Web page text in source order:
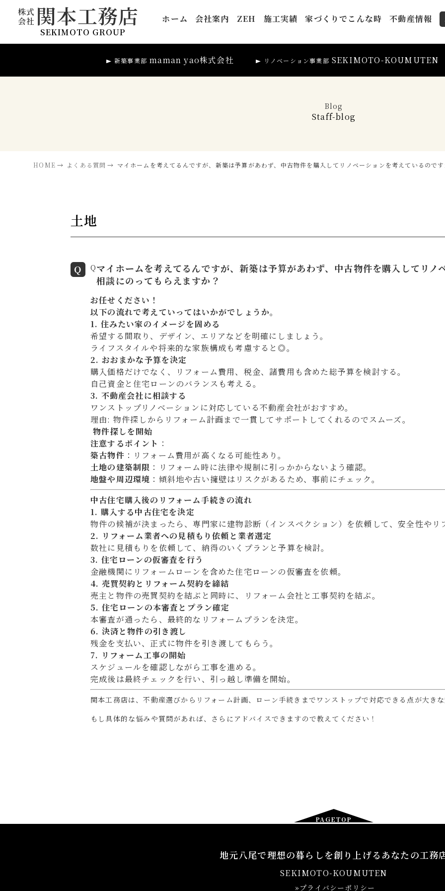
株式
会社 関本工務店
SEKIMOTO GROUP
ホーム 会社案内 ZEH 施工実績 家づくりでこんな時 不動産情報
新築事業部 maman yao株式会社 リノベーション事業部 SEKIMOTO-KOUMUTEN
Blog
Staff-blog
HOME よくある質問 マイホームを考えてるんですが、新築は予算があわず、中古物件を購入してリノベーションを考えているので
土地
Qマイホームを考えてるんですが、新築は予算があわず、中古物件を購入してリノ
相談にのってもらえますか？
お任せください！
以下の流れで考えていってはいかがでしょうか。
1. 住みたい家のイメージを固める
希望する間取り、デザイン、エリアなどを明確にしましょう。
ライフスタイルや将来的な家族構成も考慮すると◎。
2. おおまかな予算を決定
購入価格だけでなく、リフォーム費用、税金、諸費用も含めた総予算を検討する。
自己資金と住宅ローンのバランスも考える。
3. 不動産会社に相談する
ワンストップリノベーションに対応している不動産会社がおすすめ。
理由: 物件探しからリフォーム計画まで一貫してサポートしてくれるのでスムーズ。
物件探しを開始
注意するポイント ：
築古物件 ：リフォーム費用が高くなる可能性あり。
土地の建築制限 ：リフォーム時に法律や規制に引っかからないよう確認。
地盤や周辺環境 ：傾斜地や古い擁壁はリスクがあるため、事前にチェック。
中古住宅購入後のリフォーム手続きの流れ
1. 購入する中古住宅を決定
物件の候補が決まったら、専門家に建物診断（インスペクション）を依頼して、安全性やリ
2. リフォーム業者への見積もり依頼と業者選定
数社に見積もりを依頼して、納得のいくプランと予算を検討。
3. 住宅ローンの仮審査を行う
金融機関にリフォームローンを含めた住宅ローンの仮審査を依頼。
4. 売買契約とリフォーム契約を締結
売主と物件の売買契約を結ぶと同時に、リフォーム会社と工事契約を結ぶ。
5. 住宅ローンの本審査とプラン確定
本審査が通ったら、最終的なリフォームプランを決定。
6. 決済と物件の引き渡し
残金を支払い、正式に物件を引き渡してもらう。
7. リフォーム工事の開始
スケジュールを確認しながら工事を進める。
完成後は最終チェックを行い、引っ越し準備を開始。
関本工務店は、不動産選びからリフォーム計画、ローン手続きまでワンストップで対応できる点が大きな
もし具体的な悩みや質問があれば、さらにアドバイスできますので教えてください！
PAGETOP
地元八尾で理想の暮らしを創り上げるあなたの工務
SEKIMOTO-KOUMUTEN
»プライバシーポリシー